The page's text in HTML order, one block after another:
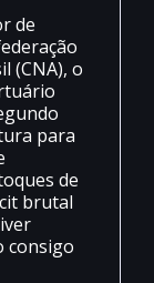
de
(CNA), o
para
de
brutal
consigo